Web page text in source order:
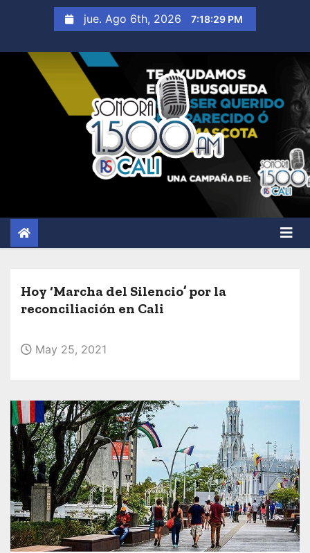
jue. Ago 6th, 2026 7:18:31 PM
Hoy ‘Marcha del Silencio’ por la
reconciliación en Cali
May 25, 2021